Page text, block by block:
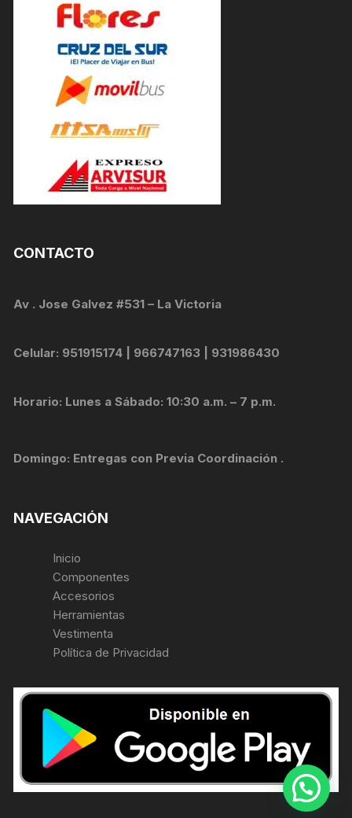
CONTACTO
Av . Jose Galvez #531 – La Victoria
Celular: 951915174 | 966747163 | 931986430
Horario: Lunes a Sábado: 10:30 a.m. – 7 p.m.
Domingo: Entregas con Previa Coordinación .
NAVEGACIÓN
Inicio
Componentes
Accesorios
Herramientas
Vestimenta
Política de Privacidad